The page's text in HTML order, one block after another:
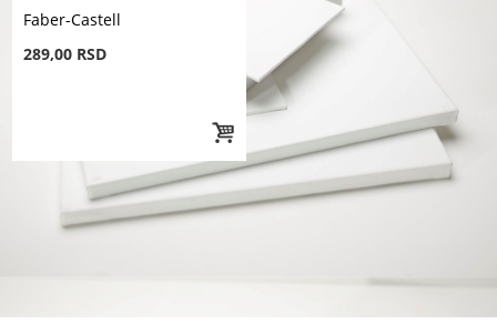
Faber-Castell
289,00 RSD